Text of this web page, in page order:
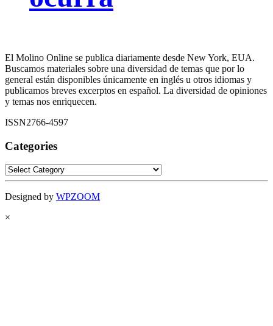
El Molino Online se publica diariamente desde New York, EUA.
Buscamos materiales sobre una diversidad de temas que por lo
general están disponibles únicamente en inglés u otros idiomas y
publicamos breves excerptos en español. La diversidad de opiniones
y temas nos enriquecen.
ISSN2766-4597
Categories
Categories
Designed by WPZOOM
×